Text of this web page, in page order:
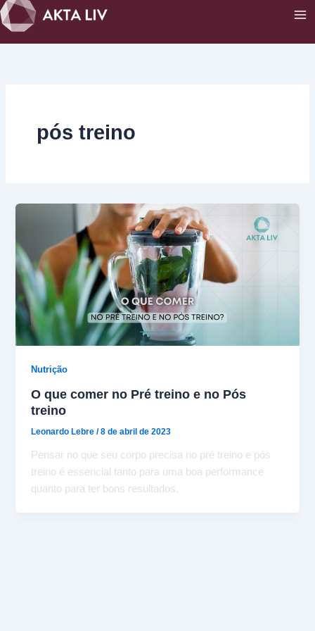
Ir
para
o
pós treino
Nutrição
O que comer no Pré treino e no Pós
treino
Leonardo Lebre/8 de abril de 2023
Pensar no que seu corpo precisa no pré treino e pós
treino é essencial tanto para uma boa performance
quanto para ter bons resultados.